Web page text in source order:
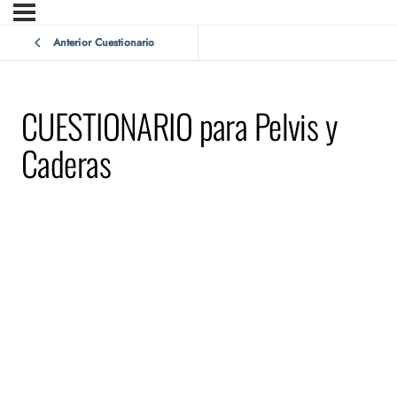
Anterior Cuestionario
CUESTIONARIO para Pelvis y
Caderas